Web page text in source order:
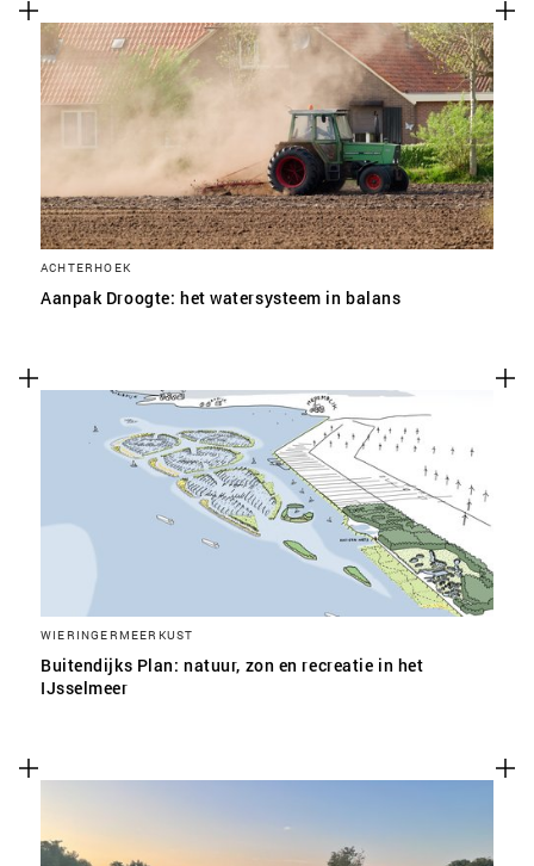
ACHTERHOEK
Aanpak Droogte: het watersysteem in balans
WIERINGERMEERKUST
Buitendijks Plan: natuur, zon en recreatie in het
IJsselmeer